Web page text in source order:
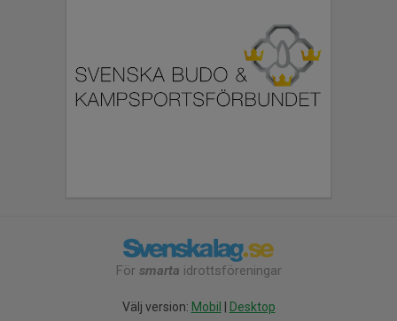
För smarta idrottsföreningar
Välj version: Mobil Desktop